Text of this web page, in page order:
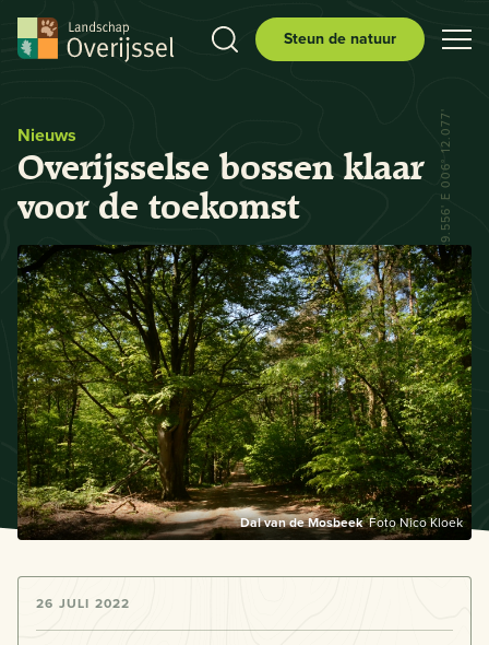
Steun de natuur
Nieuws
Overijsselse bossen klaar
voor de toekomst
Dal van de MosbeekFoto Nico Kloek
N 52° 29.556' E 006° 12.077'
26 JULI 2022